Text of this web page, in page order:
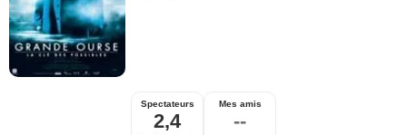
Spectateurs
2,4
Mes amis
--